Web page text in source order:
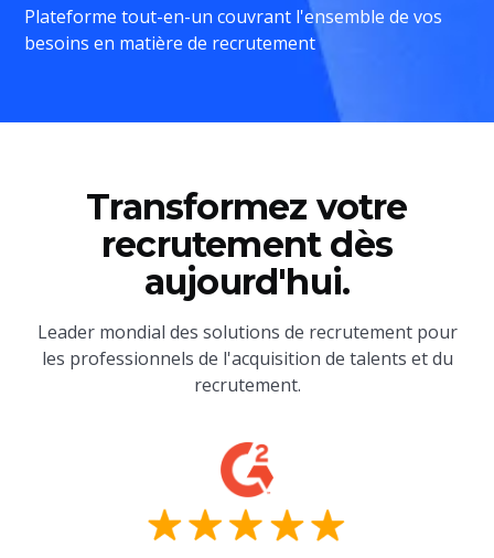
Plateforme tout-en-un couvrant l'ensemble de vos
besoins en matière de recrutement
Transformez votre
recrutement dès
aujourd'hui.
Leader mondial des solutions de recrutement pour
les professionnels de l'acquisition de talents et du
recrutement.